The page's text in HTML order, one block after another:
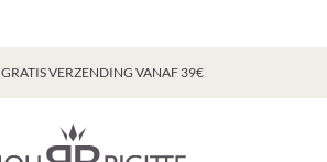
GRATIS VERZENDING VANAF 39€